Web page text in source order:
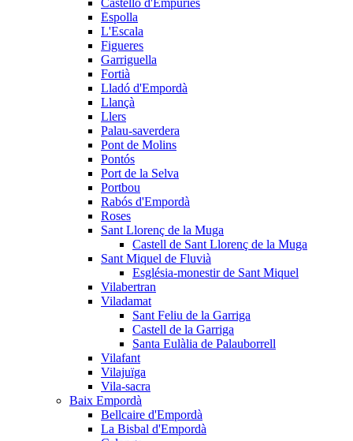
Castelló d'Empúries
Espolla
L'Escala
Figueres
Garriguella
Fortià
Lladó d'Empordà
Llançà
Llers
Palau-saverdera
Pont de Molins
Pontós
Port de la Selva
Portbou
Rabós d'Empordà
Roses
Sant Llorenç de la Muga
Castell de Sant Llorenç de la Muga
Sant Miquel de Fluvià
Església-monestir de Sant Miquel
Vilabertran
Viladamat
Sant Feliu de la Garriga
Castell de la Garriga
Santa Eulàlia de Palauborrell
Vilafant
Vilajuïga
Vila-sacra
Baix Empordà
Bellcaire d'Empordà
La Bisbal d'Empordà